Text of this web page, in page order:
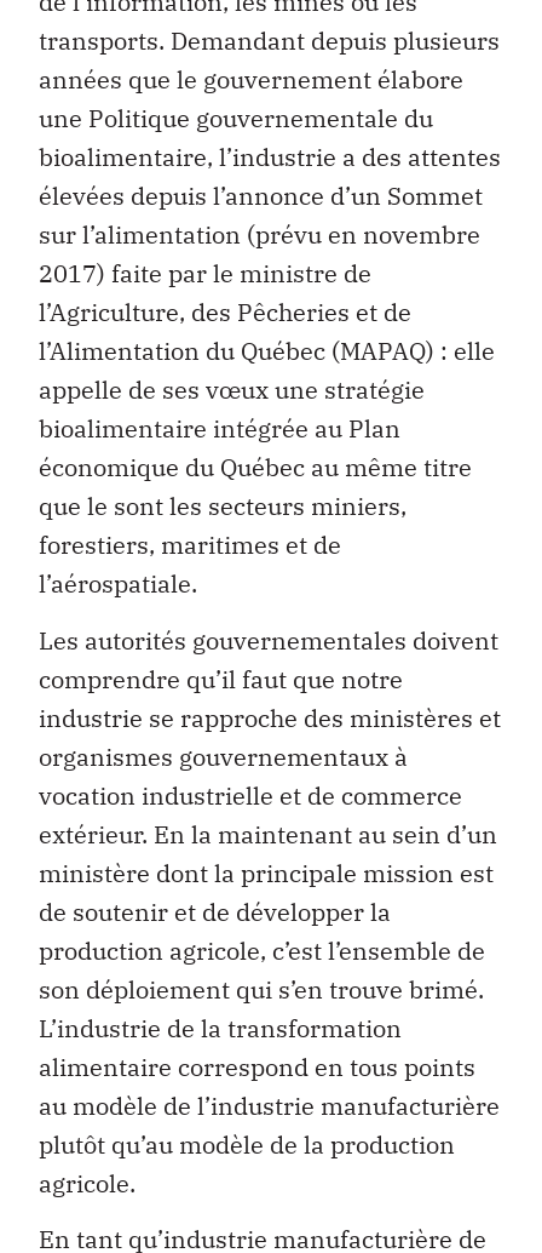
transports. Demandant depuis plusieurs
années que le gouvernement élabore
une Politique gouvernementale du
bioalimentaire, l’industrie a des attentes
élevées depuis l’annonce d’un Sommet
sur l’alimentation (prévu en novembre
2017) faite par le ministre de
l’Agriculture, des Pêcheries et de
l’Alimentation du Québec (MAPAQ) : elle
appelle de ses vœux une stratégie
bioalimentaire intégrée au Plan
économique du Québec au même titre
que le sont les secteurs miniers,
forestiers, maritimes et de
l’aérospatiale.
Les autorités gouvernementales doivent
comprendre qu’il faut que notre
industrie se rapproche des ministères et
organismes gouvernementaux à
vocation industrielle et de commerce
extérieur. En la maintenant au sein d’un
ministère dont la principale mission est
de soutenir et de développer la
production agricole, c’est l’ensemble de
son déploiement qui s’en trouve brimé.
L’industrie de la transformation
alimentaire correspond en tous points
au modèle de l’industrie manufacturière
plutôt qu’au modèle de la production
agricole.
En tant qu’industrie manufacturière de